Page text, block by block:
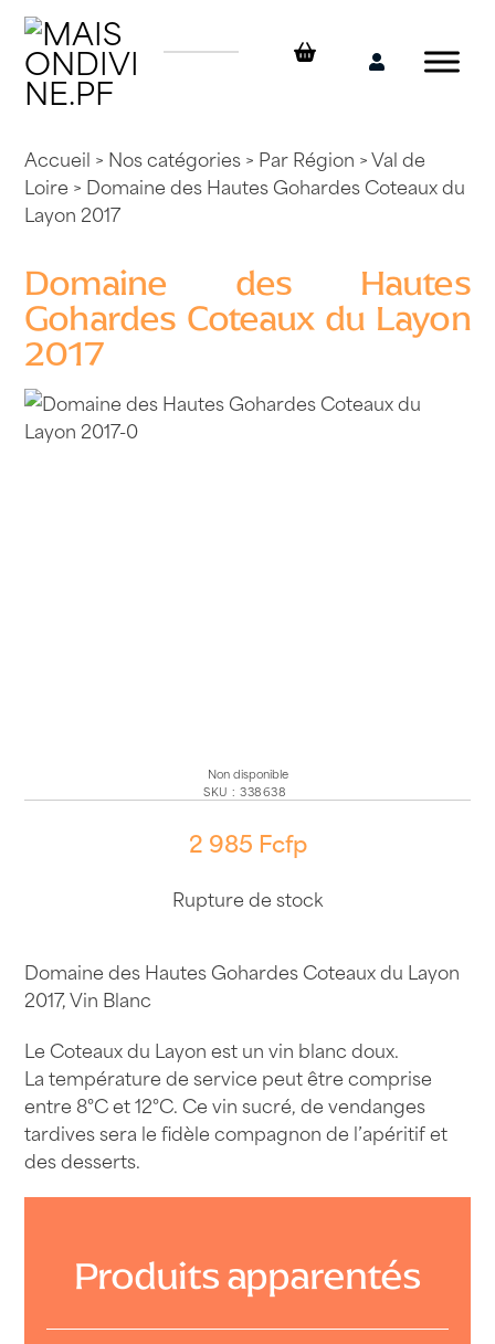
Skip
content
Mon
Accueil > Nos catégories> Par Région >Val de
Loire > Domaine des Hautes Gohardes Coteaux du
Layon 2017
Domaine des Hautes
Gohardes Coteaux du Layon
2017
Non disponible
SKU : 338638
2 985 Fcfp
Rupture de stock
Domaine des Hautes Gohardes Coteaux du Layon
2017, Vin Blanc
Le Coteaux du Layon est un vin blanc doux.
La température de service peut être comprise
entre 8°C et 12°C. Ce vin sucré, de vendanges
tardives sera le fidèle compagnon de l’apéritif et
des desserts.
Produits apparentés